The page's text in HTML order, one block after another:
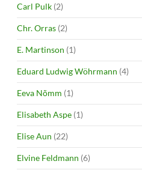
Carl Pulk (2)
Chr. Orras (2)
E. Martinson (1)
Eduard Ludwig Wöhrmann (4)
Eeva Nõmm (1)
Elisabeth Aspe (1)
Elise Aun (22)
Elvine Feldmann (6)